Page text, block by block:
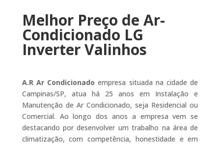
Melhor Preço de Ar-
Condicionado LG
Inverter Valinhos
A.R Ar Condicionado empresa situada na cidade de
Campinas/SP, atua há 25 anos em Instalação e
Manutenção de Ar Condicionado, seja Residencial ou
Comercial. Ao longo dos anos a empresa vem se
destacando por desenvolver um trabalho na área de
climatização, com competência, honestidade e em